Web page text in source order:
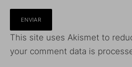
This site uses Akismet to
your comment data is